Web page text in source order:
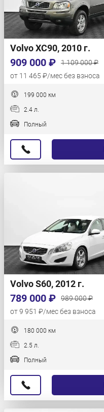
Volvo XC90, 2010 г.
909 000 ₽
1 109 000 ₽
от 11 465 ₽/мес без взноса
199 000 км
2.4 л.
Полный
Volvo S60, 2012 г.
789 000 ₽
989 000 ₽
от 9 951 ₽/мес без взноса
180 000 км
2.5 л.
Полный